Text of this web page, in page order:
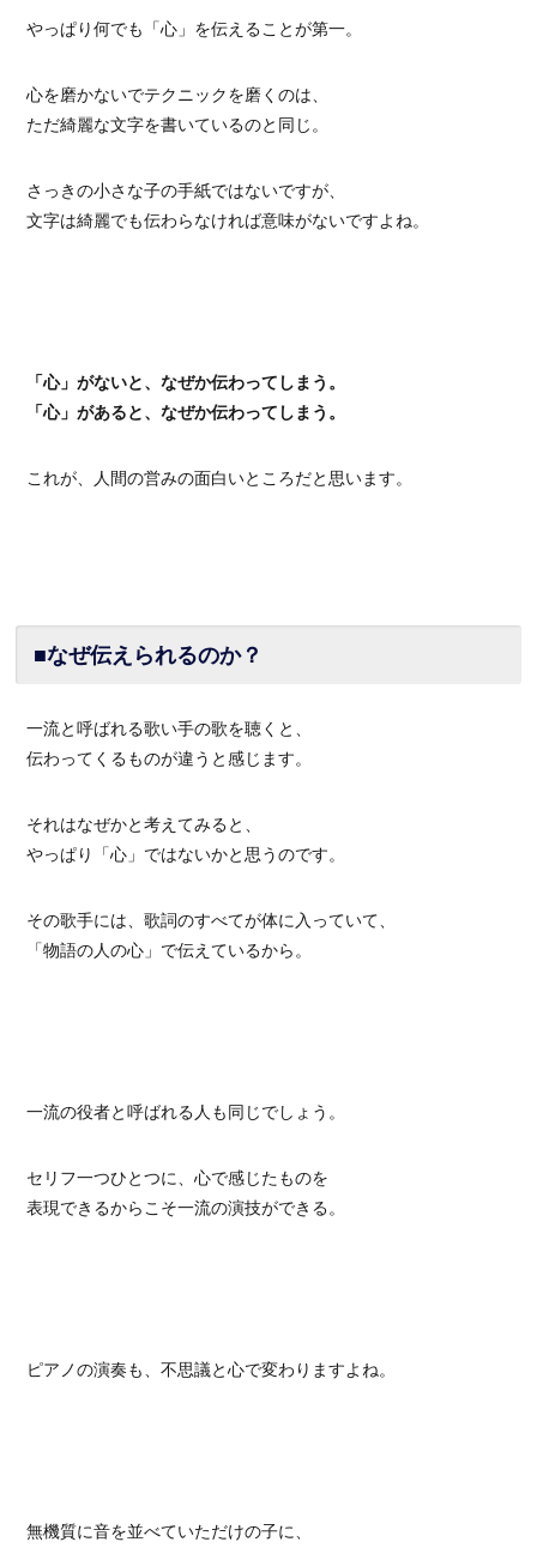
やっぱり何でも「心」を伝えることが第一。
心を磨かないでテクニックを磨くのは、
ただ綺麗な文字を書いているのと同じ。
さっきの小さな子の手紙ではないですが、
文字は綺麗でも伝わらなければ意味がないですよね。
「心」がないと、なぜか伝わってしまう。
「心」があると、なぜか伝わってしまう。
これが、人間の営みの面白いところだと思います。
■なぜ伝えられるのか？
一流と呼ばれる歌い手の歌を聴くと、
伝わってくるものが違うと感じます。
それはなぜかと考えてみると、
やっぱり「心」ではないかと思うのです。
その歌手には、歌詞のすべてが体に入っていて、
「物語の人の心」で伝えているから。
一流の役者と呼ばれる人も同じでしょう。
セリフ一つひとつに、心で感じたものを
表現できるからこそ一流の演技ができる。
ピアノの演奏も、不思議と心で変わりますよね。
無機質に音を並べていただけの子に、